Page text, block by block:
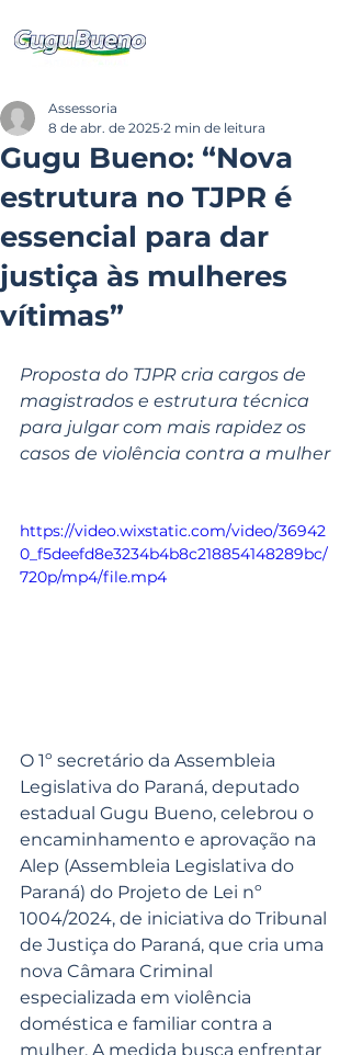
Gugu Bueno: “Nova
estrutura no TJPR é
essencial para dar
justiça às mulheres
vítimas”
Assessoria
8 de abr. de 2025 2 min de leitura
Proposta do TJPR cria cargos de
magistrados e estrutura técnica
para julgar com mais rapidez os
casos de violência contra a mulher
https://video.wixstatic.com/video/36942
0_f5deefd8e3234b4b8c218854148289bc/
720p/mp4/file.mp4
O 1º secretário da Assembleia
Legislativa do Paraná, deputado
estadual Gugu Bueno, celebrou o
encaminhamento e aprovação na
Alep (Assembleia Legislativa do
Paraná) do Projeto de Lei nº
1004/2024, de iniciativa do Tribunal
de Justiça do Paraná, que cria uma
nova Câmara Criminal
especializada em violência
doméstica e familiar contra a
mulher. A medida busca enfrentar